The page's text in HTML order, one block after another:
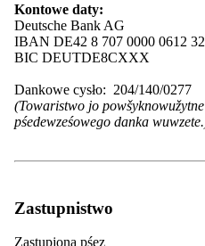
Zwězk
Zwězk
Zwězk
Kontowe daty:
Deutsche Bank AG
IBAN DE42 8 707 0000 0612
BIC DEUTDE8CXXX
Dankowe cysło: 204/140/0277
(Towaristwo jo
pśedewześowego danka
Zastupnistwo
Zastupjona pśez